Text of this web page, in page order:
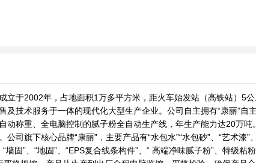
立于2002年，占地面积1万多平方米，距火车始发站（高铁站）5
技术服务于一体的现代化大型生产企业。公司自主拥有“康丽”自
动称重、全电脑控制的腻子粉全自动生产线，年生产能力达20万
旗下核心品牌“康丽”，主要产品有“水包水”“水包砂”、“艺术漆”
墙固”、“地固”、“EPS复合线条构件”、“ 高端净味腻子粉”、特